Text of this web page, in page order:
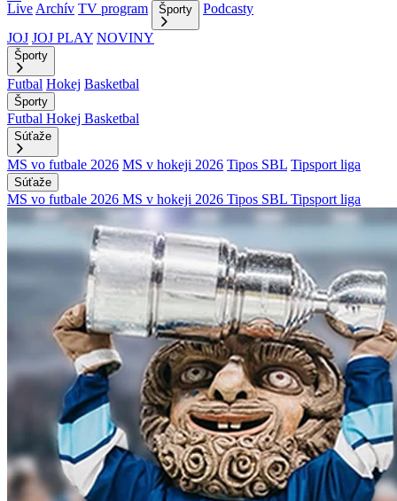
Live Archív TV program Športy
Podcasty
JOJ JOJ PLAY NOVINY
Športy
Futbal Hokej Basketbal
Športy
Futbal Hokej Basketbal
Súťaže
MS vo futbale 2026 MS v hokeji 2026 Tipos SBL Tipsport liga
Súťaže
MS vo futbale 2026 MS v hokeji 2026 Tipos SBL Tipsport liga